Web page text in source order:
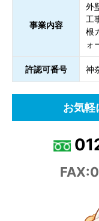
事業内容
外
工
根
ォ
許認可番号 神
お気軽